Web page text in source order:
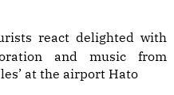
react delighted with
and music from
at the airport Hato